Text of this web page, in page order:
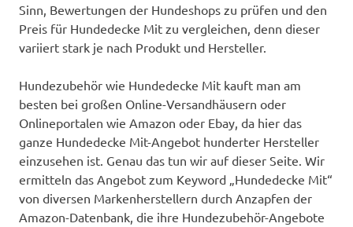
Sinn, Bewertungen der Hundeshops zu prüfen und den
Preis für Hundedecke Mit zu vergleichen, denn dieser
variiert stark je nach Produkt und Hersteller.
Hundezubehör wie Hundedecke Mit kauft man am
besten bei großen Online-Versandhäusern oder
Onlineportalen wie Amazon oder Ebay, da hier das
ganze Hundedecke Mit-Angebot hunderter Hersteller
einzusehen ist. Genau das tun wir auf dieser Seite. Wir
ermitteln das Angebot zum Keyword „Hundedecke Mit“
von diversen Markenherstellern durch Anzapfen der
Amazon-Datenbank, die ihre Hundezubehör-Angebote